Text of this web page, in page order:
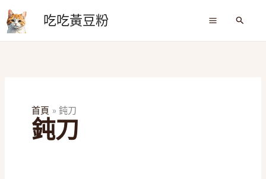
至
主
吃吃黃豆粉
搜
首頁 鈍刀
鈍刀